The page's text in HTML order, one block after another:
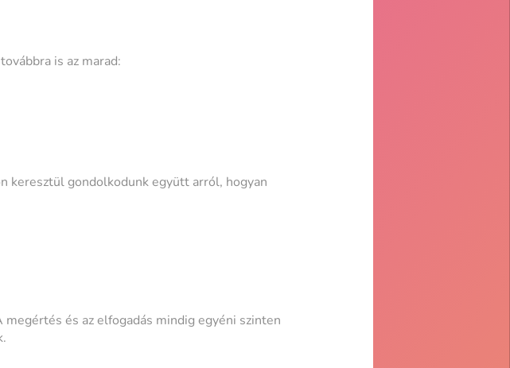
is az marad:
keresztül gondolkodunk együtt arról, hogyan
és az elfogadás mindig egyéni szinten